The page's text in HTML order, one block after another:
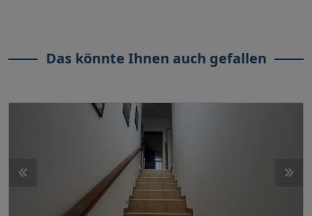
Das könnte Ihnen auch gefallen